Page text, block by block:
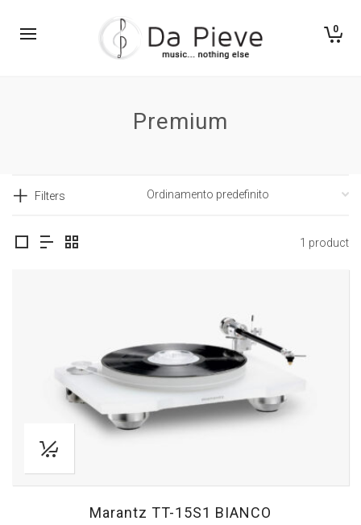
0
Premium
Filters
1 product
Marantz TT-15S1 BIANCO